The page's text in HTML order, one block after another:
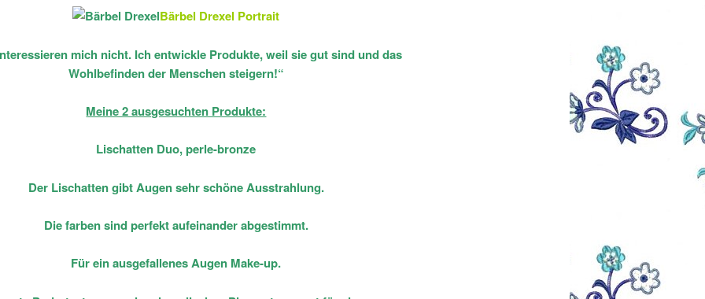
Bärbel Drexel Portrait
mich nicht. Ich entwickle Produkte, weil sie gut sind und das
Wohlbefinden der Menschen steigern!“
Meine 2 ausgesuchten Produkte:
Lischatten Duo, perle-bronze
Der Lischatten gibt Augen sehr schöne Ausstrahlung.
Die farben sind perfekt aufeinander abgestimmt.
Für ein ausgefallenes Augen Make-up.